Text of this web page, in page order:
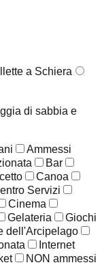
a Schiera
di sabbia e
Ammessi
Bar
Canoa
Servizi
Cinema
Gelateria
Giochi
dell'Arcipelago
Internet
NON ammessi